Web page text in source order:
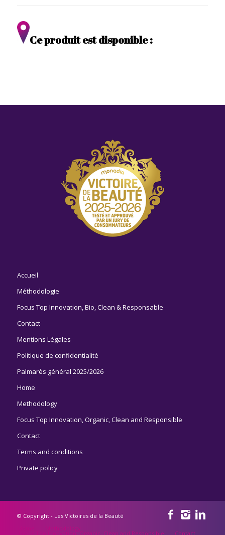
Ce produit est disponible :
Accueil
Méthodologie
Focus Top Innovation, Bio, Clean & Responsable
Contact
Mentions Légales
Politique de confidentialité
Palmarès général 2025/2026
Home
Methodology
Focus Top Innovation, Organic, Clean and Responsible
Contact
Terms and conditions
Private policy
© Copyright - Les Victoires de la Beauté
Methodology
Focus Top Innovation, Organic, Clean and Responsible Contact